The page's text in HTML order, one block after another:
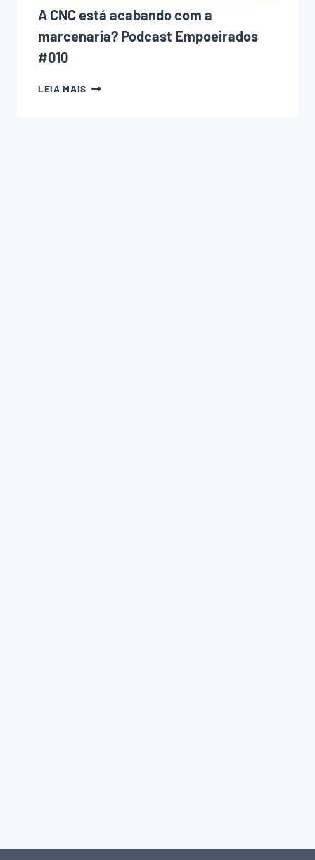
A CNC está acabando com a
marcenaria? Podcast Empoeirados
#010
LEIA MAIS A